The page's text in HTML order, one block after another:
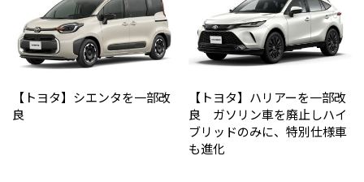
【トヨタ】シエンタを一部改
良
【トヨタ】ハリアーを一部改
良 ガソリン車を廃止しハイ
ブリッドのみに、特別仕様車
も進化